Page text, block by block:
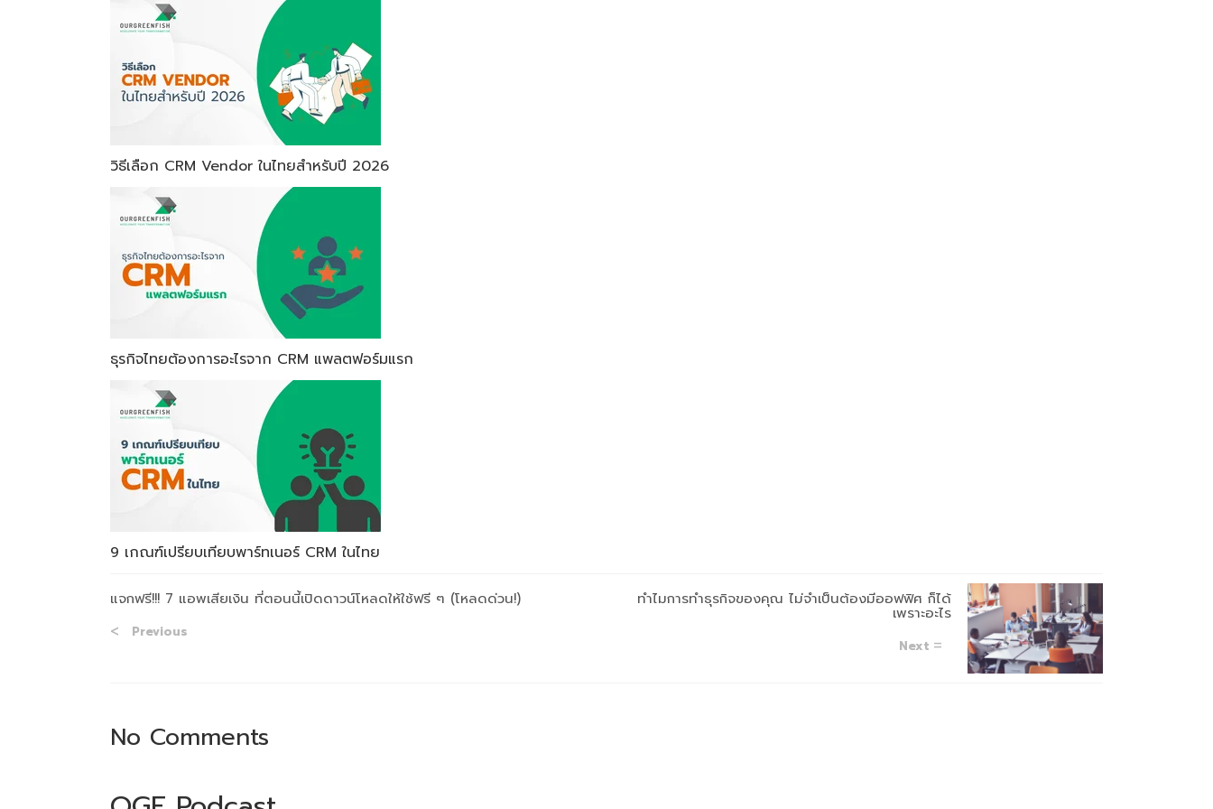
วิธีเลือก CRM Vendor ในไทยสำหรับปี 2026
ธุรกิจไทยต้องการอะไรจาก CRM แพลตฟอร์มแรก
9 เกณฑ์เปรียบเทียบพาร์ทเนอร์ CRM ในไทย
แจกฟรี!!! 7 แอพเสียเงิน ที่ตอนนี้เปิดดาวน์โหลดให้ใช้ฟรี ๆ (โหลดด่วน!)
Previous
ทำไมการทำธุรกิจของคุณ ไม่จำเป็นต้องมีออฟฟิศ ก็ได้
เพราะอะไร
Next
No Comments